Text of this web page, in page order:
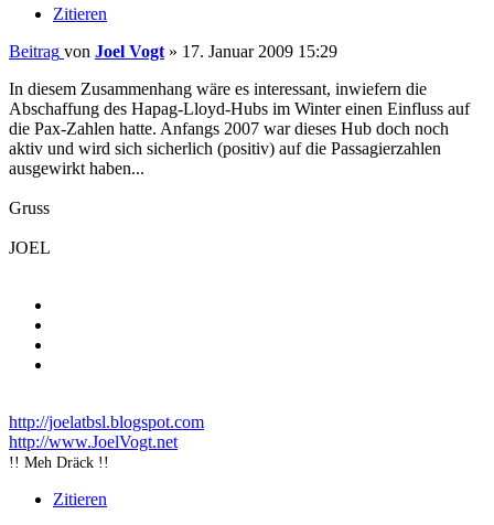
Zitieren
Beitrag von Joel Vogt » 17. Januar 2009 15:29
In diesem Zusammenhang wäre es interessant, inwiefern die
Abschaffung des Hapag-Lloyd-Hubs im Winter einen Einfluss auf
die Pax-Zahlen hatte. Anfangs 2007 war dieses Hub doch noch
aktiv und wird sich sicherlich (positiv) auf die Passagierzahlen
ausgewirkt haben...
Gruss
JOEL
http://joelatbsl.blogspot.com
http://www.JoelVogt.net
!! Meh Dräck !!
Zitieren